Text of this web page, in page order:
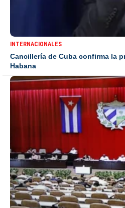
INTERNACIONALES
Cancillería de Cuba confirma la
Habana